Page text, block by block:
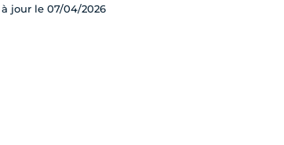
à jour le 07/04/2026